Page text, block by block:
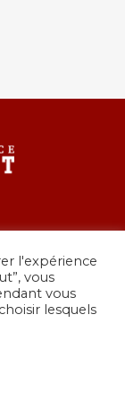
-
l'expérience
vous
vous
lesquels